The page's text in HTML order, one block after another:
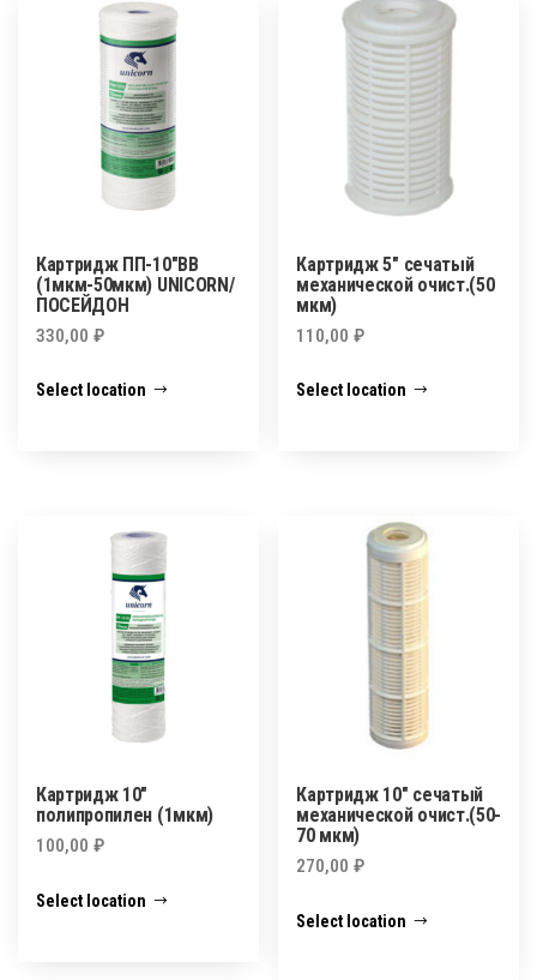
Картридж ПП-10″BB
(1мкм-50мкм) UNICORN/
ПОСЕЙДОН
330,00 ₽
Select location
Картридж 5″ сечатый
механической очист.(50
мкм)
110,00₽
Select location
Картридж 10″
полипропилен (1мкм)
100,00 ₽
Select location
Картридж 10″ сечатый
механической очист.(50-
70 мкм)
270,00₽
Select location